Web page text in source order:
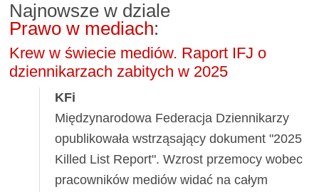
Najnowsze w dziale
Prawo w mediach:
Krew w świecie mediów. Raport IFJ o
dziennikarzach zabitych w 2025
KFi
Międzynarodowa Federacja Dziennikarzy
opublikowała wstrząsający dokument "2025
Killed List Report". Wzrost przemocy wobec
pracowników mediów widać na całym